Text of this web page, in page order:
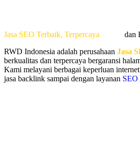
Jasa SEO Terbaik, Terpercaya
dan
RWD Indonesia adalah perusahaan Jasa
berkualitas dan terpercaya bergaransi
Kami melayani berbagai keperluan
jasa backlink sampai dengan layanan SEO